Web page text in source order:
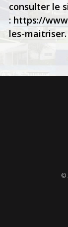
consulter le
: https://
les-maitriser.
©